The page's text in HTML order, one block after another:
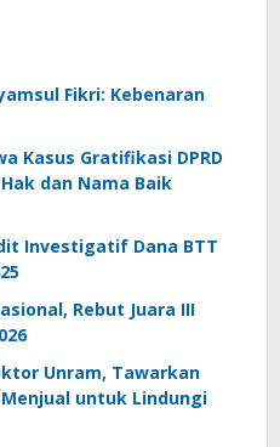
Fikri: Kebenaran
Kasus Gratifikasi DPRD
dan Nama Baik
Investigatif Dana BTT
Rebut Juara III
Unram, Tawarkan
untuk Lindungi